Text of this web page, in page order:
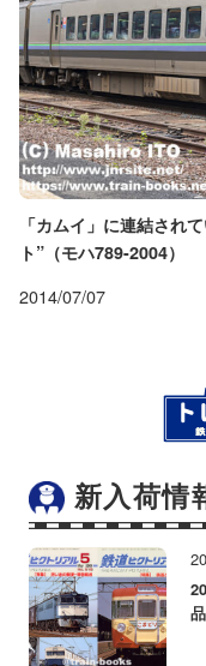
「カムイ」に連結され
ト”（モハ789-2004）
2014/07/07
新入荷情